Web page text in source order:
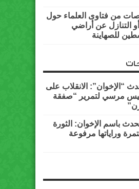
من فتاوى العلماء حول
التنازل عن أراضي
للصهاينة
“الإخوان”: الانقلاب على
مرسي لتمرير “صفقة
باسم الإخوان: الثورة
وراياتها مرفوعة